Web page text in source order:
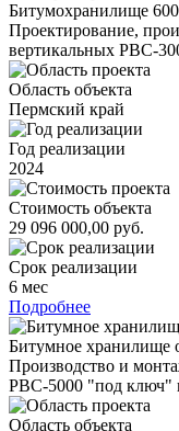
Битумохранилище
Проектирование,
вертикальных РВС-
Область объекта
Пермский край
Год реализации
2024
Стоимость объекта
29 096 000,00 руб.
Срок реализации
6 мес
Подробнее
Битумное хранилище
Производство и
РВС-5000 "под ключ"
Область объекта